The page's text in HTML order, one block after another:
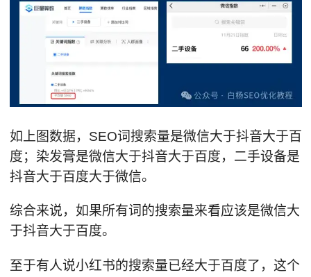
如上图数据，SEO词搜索量是微信大于抖音大于百
度；染发膏是微信大于抖音大于百度，二手设备是
抖音大于百度大于微信。
综合来说，如果所有词的搜索量来看应该是微信大
于抖音大于百度。
至于有人说小红书的搜索量已经大于百度了，这个